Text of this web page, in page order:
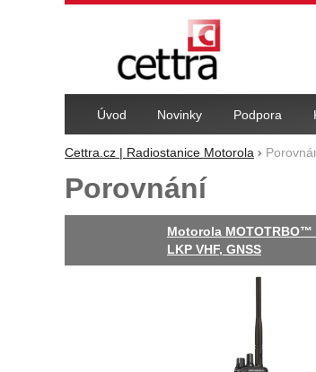
Cettra.cz | Radiostanice Motorola
Porovnání
Motorola MOTOTRBO™
LKP VHF, GNSS
Navigace
Úvod Novinky Podpora